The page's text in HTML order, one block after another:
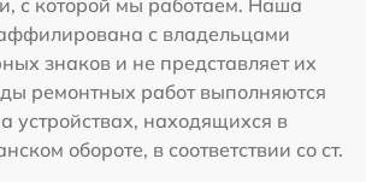
с владельцами
знаков и не представляет их
ремонтных работ выполняются
устройствах, находящихся в
обороте, в соответствии со ст.